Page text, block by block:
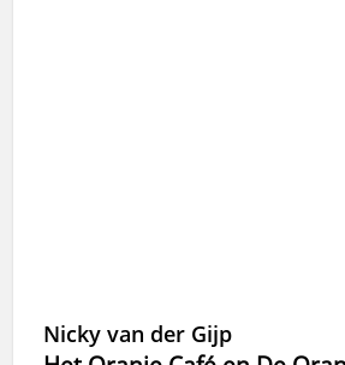
Nicky van der Gijp